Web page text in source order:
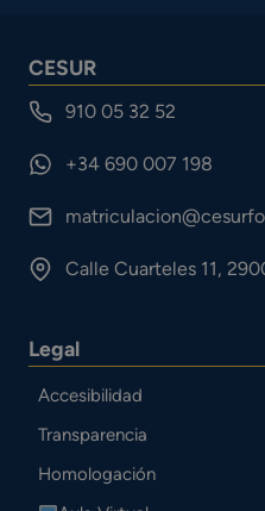
CESUR
910 05 32 52
+34 690 007 198
Calle Cuarteles 11,
Legal
Accesibilidad
Transparencia
Homologación